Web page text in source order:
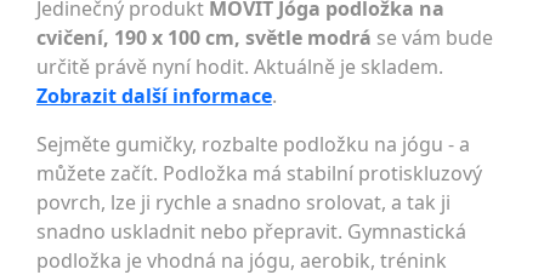
Jedinečný produkt MOVIT Jóga podložka na
cvičení, 190 x 100 cm, světle modrá se vám bude
určitě právě nyní hodit. Aktuálně je skladem.
Zobrazit další informace.
Sejměte gumičky, rozbalte podložku na jógu - a
můžete začít. Podložka má stabilní protiskluzový
povrch, lze ji rychle a snadno srolovat, a tak ji
snadno uskladnit nebo přepravit. Gymnastická
podložka je vhodná na jógu, aerobik, trénink